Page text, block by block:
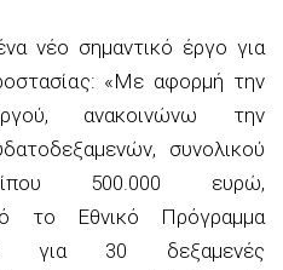
νέο σημαντικό έργο για
«Με αφορμή την
ανακοινώνω την
συνολικού
500.000 ευρώ,
το Εθνικό Πρόγραμμα
για 30 δεξαμενές